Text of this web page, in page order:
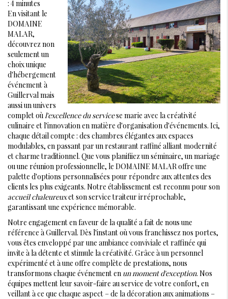
: 4 minutes
En visitant le
DOMAINE
MALAR,
découvrez non
seulement un
choix unique
d'hébergement
événement à
Guillerval mais
aussi un univers
complet où l'excellence du servicese marie avec la créativité
culinaire et l'innovation en matière d'organisation d'événements. Ici,
chaque détail compte : des chambres élégantes aux espaces
modulables, en passant par un restaurant raffiné alliant modernité
et charme traditionnel. Que vous planifiiez un séminaire, un mariage
ou une réunion professionnelle, le DOMAINE MALAR offre une
palette d'options personnalisées pour répondre aux attentes des
clients les plus exigeants. Notre établissement est reconnu pour son
accueil chaleureuxet son service traiteur irréprochable,
garantissant une expérience mémorable.
Notre engagement en faveur de la qualité a fait de nous une
référence à Guillerval. Dès l'instant où vous franchissez nos portes,
vous êtes enveloppé par une ambiance conviviale et raffinée qui
invite à la détente et stimule la créativité. Grâce à un personnel
expérimenté et à une offre complète de prestations, nous
transformons chaque événement en un moment d'exception. Nos
équipes mettent leur savoir-faire au service de votre confort, en
veillant à ce que chaque aspect – de la décoration aux animations –